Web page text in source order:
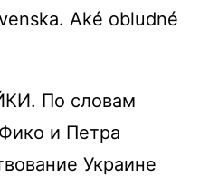
Aké obludné
По словам
и Петра
Украине